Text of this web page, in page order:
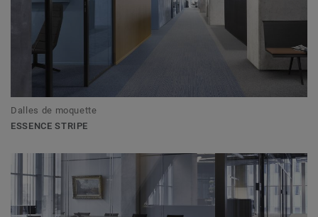
Dalles de moquette
ESSENCE STRIPE